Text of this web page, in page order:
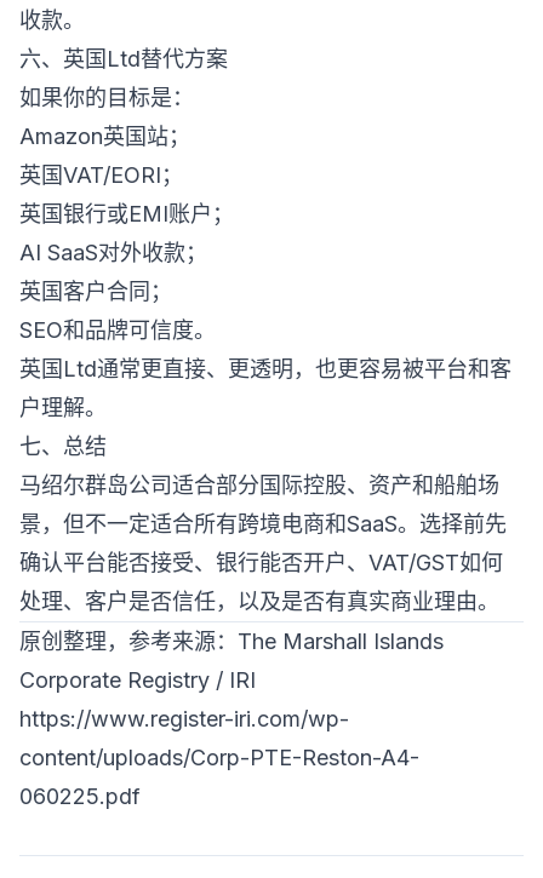
收款。
六、英国Ltd替代方案
如果你的目标是：
Amazon英国站；
英国VAT/EORI；
英国银行或EMI账户；
AI SaaS对外收款；
英国客户合同；
SEO和品牌可信度。
英国Ltd通常更直接、更透明，也更容易被平台和客
户理解。
七、总结
马绍尔群岛公司适合部分国际控股、资产和船舶场
景，但不一定适合所有跨境电商和SaaS。选择前先
确认平台能否接受、银行能否开户、VAT/GST如何
处理、客户是否信任，以及是否有真实商业理由。
原创整理，参考来源：The Marshall Islands
Corporate Registry / IRI
https://www.register-iri.com/wp-
content/uploads/Corp-PTE-Reston-A4-
060225.pdf